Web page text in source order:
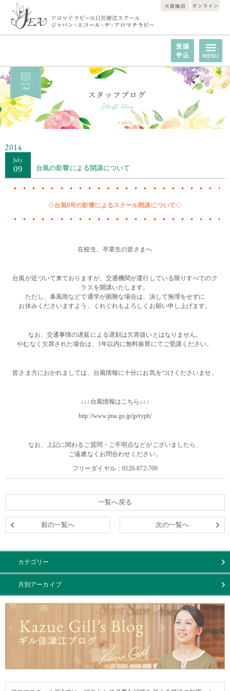
2014
July
09 台風の影響による開講について
・・・・・・・・・・・・・・・・・・・・・・・
◇台風8号の影響によるスクール開講について◇
・・・・・・・・・・・・・・・・・・・・・・・
在校生、卒業生の皆さまへ
台風が近づいて来ておりますが、交通機関が運行している限りすべてのク
ラスを開講いたします。
ただし、暴風雨などで通学が困難な場合は、決して無理をせずに
お休みくださいますよう、くれぐれもよろしくお願い申し上げます。
なお、交通事情の遅延による遅刻は欠席扱いとはなりません。
やむなく欠席された場合は、1年以内に無料振替にてご受講ください。
皆さま方におかれましては、台風情報に十分にお気をつけくださいませ。
↓↓↓台風情報はこちら↓↓↓
http://www.jma.go.jp/jp/typh/
なお、上記に関わるご質問・ご不明点などがございましたら、
ご遠慮なくお問合わせください。
フリーダイヤル：0120-872-700
前の一覧へ 次の一覧へ
一覧へ戻る
カテゴリー
月別アーカイブ